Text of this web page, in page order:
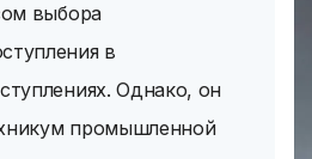
выбора
в
Однако, он
промышленной